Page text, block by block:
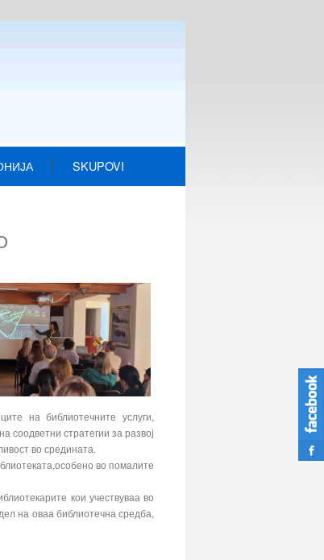
SKUPOVI
на библиотечните услуги,
соодветни стратегии за развој
во средината.
во помалите
кои учествуваа во
на оваа библиотечна средба,